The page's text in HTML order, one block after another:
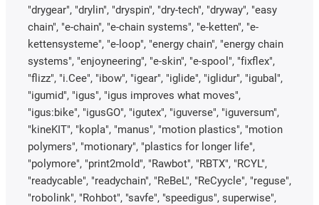
"drygear", "drylin", "dryspin", "dry-tech", "dryway", "easy
chain", "e-chain", "e-chain systems", "e-ketten", "e-
kettensysteme", "e-loop", "energy chain", "energy chain
systems", "enjoyneering", "e-skin", "e-spool", "fixflex",
"flizz", "i.Cee", "ibow", "igear", "iglide", "iglidur", "igubal",
"igumid", "igus", "igus improves what moves",
"igus:bike", "igusGO", "igutex", "iguverse", "iguversum",
"kineKIT", "kopla", "manus", "motion plastics", "motion
polymers", "motionary", "plastics for longer life",
"polymore", "print2mold", "Rawbot", "RBTX", "RCYL",
"readycable", "readychain", "ReBeL", "ReCyycle", "reguse",
"robolink", "Rohbot", "savfe", "speedigus", superwise",